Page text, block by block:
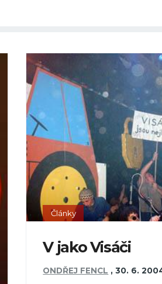
Články
V jako Visáči
ONDŘEJ FENCL ,30. 6.